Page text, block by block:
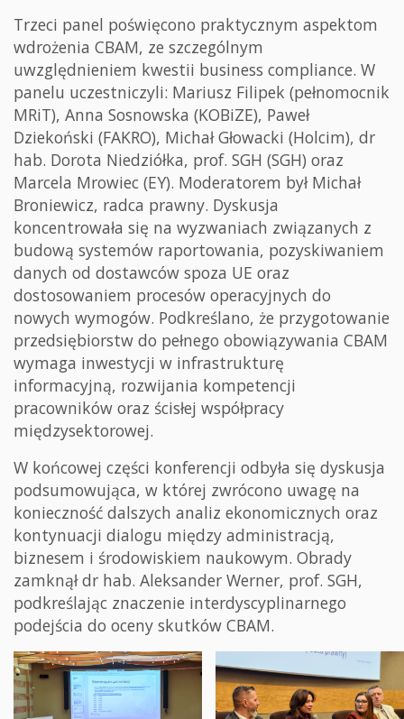
Trzeci panel poświęcono praktycznym aspektom
wdrożenia CBAM, ze szczególnym
uwzględnieniem kwestii business compliance. W
panelu uczestniczyli: Mariusz Filipek (pełnomocnik
MRiT), Anna Sosnowska (KOBiZE), Paweł
Dziekoński (FAKRO), Michał Głowacki (Holcim), dr
hab. Dorota Niedziółka, prof. SGH (SGH) oraz
Marcela Mrowiec (EY). Moderatorem był Michał
Broniewicz, radca prawny. Dyskusja
koncentrowała się na wyzwaniach związanych z
budową systemów raportowania, pozyskiwaniem
danych od dostawców spoza UE oraz
dostosowaniem procesów operacyjnych do
nowych wymogów. Podkreślano, że przygotowanie
przedsiębiorstw do pełnego obowiązywania CBAM
wymaga inwestycji w infrastrukturę
informacyjną, rozwijania kompetencji
pracowników oraz ścisłej współpracy
międzysektorowej.
W końcowej części konferencji odbyła się dyskusja
podsumowująca, w której zwrócono uwagę na
konieczność dalszych analiz ekonomicznych oraz
kontynuacji dialogu między administracją,
biznesem i środowiskiem naukowym. Obrady
zamknął dr hab. Aleksander Werner, prof. SGH,
podkreślając znaczenie interdyscyplinarnego
podejścia do oceny skutków CBAM.